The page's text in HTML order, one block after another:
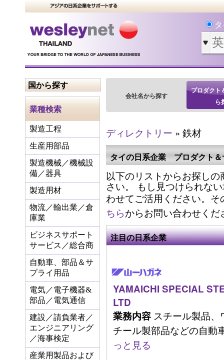
国から探す
業種検索
製造工程
生産用部品
製造機械／機械設
備／器具
製造用材
物流／輸出業／倉
庫業
ビジネスサポート
サービス／総合商
自動車、部品＆サ
プライ用品
電気／電子機器&
部品／電気通信
建設／請負業者／
エンジニアリング
／海事検定
産業用製品および
会社名から探す
プロダクト
ら
ディレクトリー » 鉄材
タイの日系企業 プロダクト＆
以下のリストからお探し
さい。 もし見つけられな
わせてご活用ください。
ちらからお問い合わせくだ
注目の日系企業
YAMAICHI SPECIAL
LTD
業務内容 スチール製品
チール製部品などの自動
っと見る